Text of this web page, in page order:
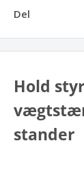
Del
Hold
stander